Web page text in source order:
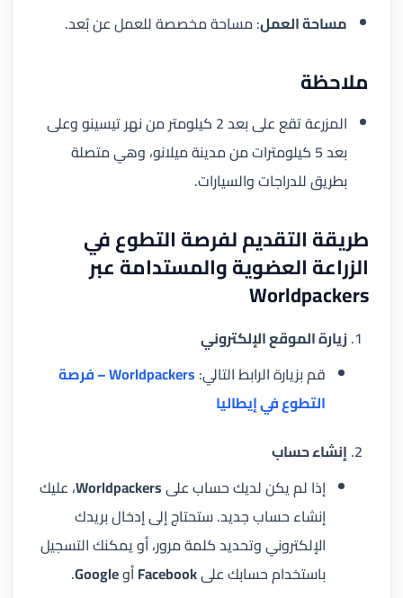
مساحة العمل: مساحة مخصصة للعمل عن بُعد.
ملاحظة
المزرعة تقع على بعد 2 كيلومتر من نهر تيسينو وعلى
بعد 5 كيلومترات من مدينة ميلانو، وهي متصلة
بطريق للدراجات والسيارات.
طريقة التقديم لفرصة التطوع في
الزراعة العضوية والمستدامة عبر
Worldpackers
زيارة الموقع الإلكتروني
قم بزيارة الرابط التالي:
Worldpackers – فرصة
التطوع في إيطاليا
إنشاء حساب
إذا لم يكن لديك حساب علىWorldpackers، عليك
إنشاء حساب جديد. ستحتاج إلى إدخال بريدك
الإلكتروني وتحديد كلمة مرور، أو يمكنك التسجيل
باستخدام حسابك علىFacebookأوGoogle
.